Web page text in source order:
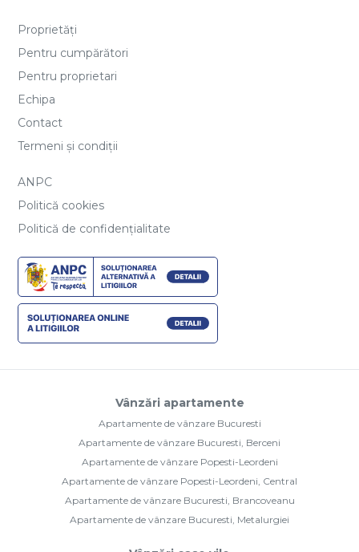
Proprietăți
Pentru cumpărători
Pentru proprietari
Echipa
Contact
Termeni și condiții
ANPC
Politică cookies
Politică de confidențialitate
Vânzări apartamente
Apartamente de vânzare Bucuresti
Apartamente de vânzare Bucuresti, Berceni
Apartamente de vânzare Popesti-Leordeni
Apartamente de vânzare Popesti-Leordeni, Central
Apartamente de vânzare Bucuresti, Brancoveanu
Apartamente de vânzare Bucuresti, Metalurgiei